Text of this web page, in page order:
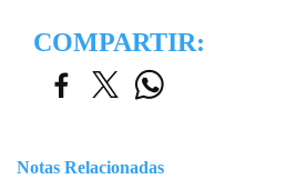
COMPARTIR:
Notas Relacionadas